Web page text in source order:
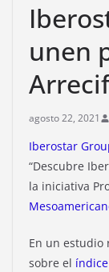
unen
agosto 22, 2021
Iberostar
“Descubre
la iniciativa
En un estudio
sobre el